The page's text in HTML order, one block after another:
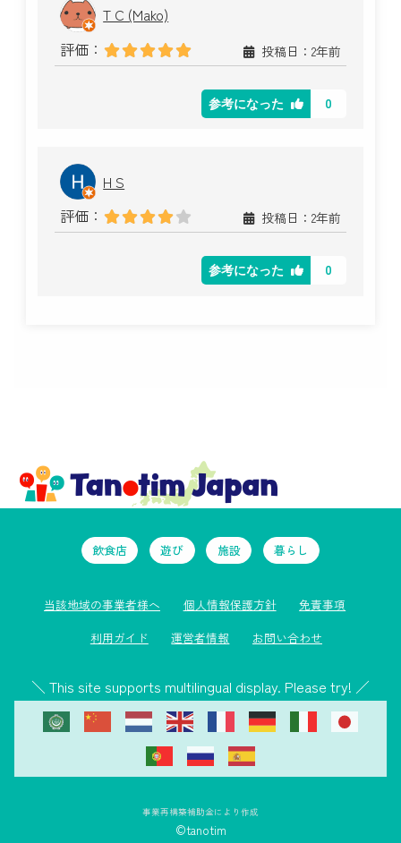
T C (Mako)
評価：
投稿日：2年前
参考になった 0
H S
評価：
投稿日：2年前
参考になった 0
飲食店 遊び 施設 暮らし
当該地域の事業者様へ 個人情報保護方針
免責事項
利用ガイド
運営者情報 お問い合わせ
＼ This site supports multilingual display. Please try! ／
事業再構築補助金により作成
©tanotim